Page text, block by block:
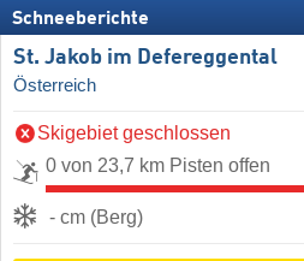
Schneeberichte
St. Jakob im Defereggental
Österreich
Skigebiet geschlossen
0 von 23,7 km Pisten offen
- cm (Berg)